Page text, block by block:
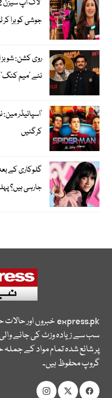
جوشی کو ہرا کر
روی کشن: شوبز
نئے ’میم کنگ‘
’اسپائیڈر
کرگئیں
گلوکاری کے
جارہی ہیں؟
express.pkخبروں اور
سب سے زیادہ وزٹ کی جانے
پر شائع شدہ تمام مواد کے
گروپ محفوظ ہیں۔